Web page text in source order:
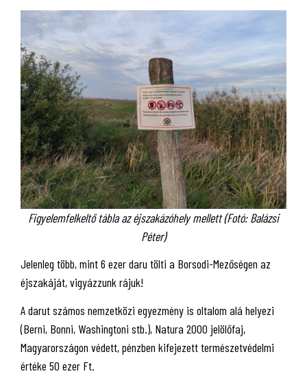
Figyelemfelkeltő tábla az éjszakázóhely mellett (Fotó: Balázsi
Péter)
Jelenleg több, mint 6 ezer daru tölti a Borsodi-Mezőségen az
éjszakáját, vigyázzunk rájuk!
A darut számos nemzetközi egyezmény is oltalom alá helyezi
(Berni, Bonni, Washingtoni stb.), Natura 2000 jelölőfaj,
Magyarországon védett, pénzben kifejezett természetvédelmi
értéke 50 ezer Ft.